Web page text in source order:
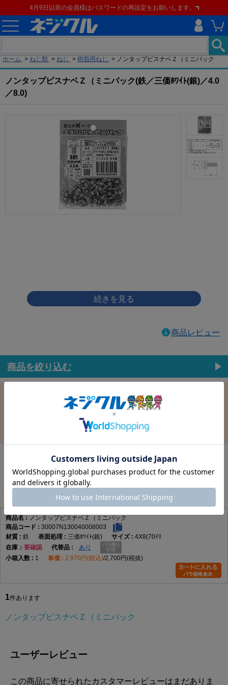
4月9日以前の会員様はパスワードの再設定をお願いします。
ホーム > ねじ類 > ねじ > 樹脂用ねじ > ノンタップビスナベＺ（ミニパック
ノンタップビスナベＺ（ミニパック(鉄／三価ﾎﾜｲﾄ(銀)／4.0
／8.0)
商品レビュー
商品を絞り込む
表面処理：三価ﾎﾜｲﾄ(銀)
在庫：
ノンタップビスナベＺ（ミニパック
ノンタップビスナベＺ（ミニパック
30007N130040008003
鉄
三価ﾎﾜｲﾄ(銀)
4X8(70ｲﾘ
在庫
要確認
あり
1
2,970円(税込) 2,700円(税抜)
1件あります
ノンタップビスナベＺ（ミニパック
ユーザーレビュー
この商品に寄せられたカスタマーレビューはまだありま